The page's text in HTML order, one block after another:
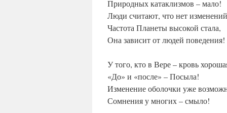
Природных катаклизмов – мало!
Люди считают, что нет
Частота Планеты высокой стала,
Она зависит от людей поведения!
У того, кто в Вере – кровь
«До» и «после» – Посыла!
Изменение оболочки уже
Сомнения у многих – смыло!